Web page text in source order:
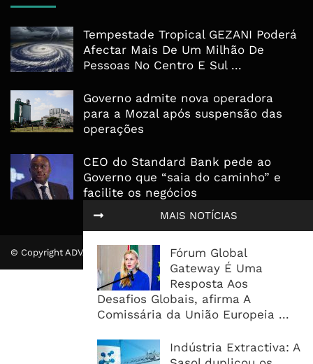
MAIS NOTÍCIAS
Fórum Global
Gateway É Uma
Resposta Aos
Desafios Globais, afirma A
Comissária da União Europeia ...
Indústria Extractiva: A
Tempestade Tropical GEZANI Poderá
Afectar Mais De Um Milhão De
Pessoas No Centro E Sul ...
Governo admite nova operadora
para a Mozal após suspensão das
operações
CEO do Standard Bank pede ao
Governo que “saia do caminho” e
facilite os negócios
© Copyright ADVALUE. Todos Direitos Reservados.